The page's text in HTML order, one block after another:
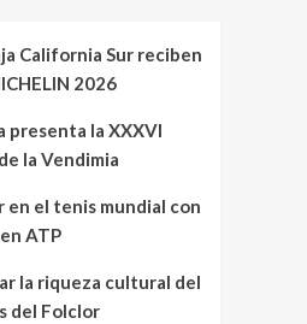
California Sur reciben
2026
presenta la XXXVI
la Vendimia
en el tenis mundial con
ATP
la riqueza cultural del
del Folclor